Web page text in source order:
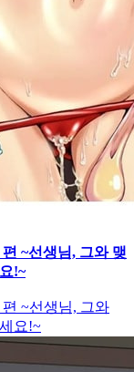
~선생님, 그와 맺
!~
~선생님, 그와
요!~